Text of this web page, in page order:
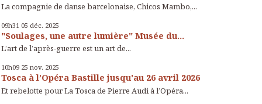
La compagnie de danse barcelonaise, Chicos Mambo,...
09h31 05 déc. 2025
"Soulages, une autre lumière" Musée du...
L’art de l’après-guerre est un art de...
10h09 25 nov. 2025
Tosca à l’Opéra Bastille jusqu'au 26 avril 2026
Et rebelotte pour La Tosca de Pierre Audi à l’Opéra...